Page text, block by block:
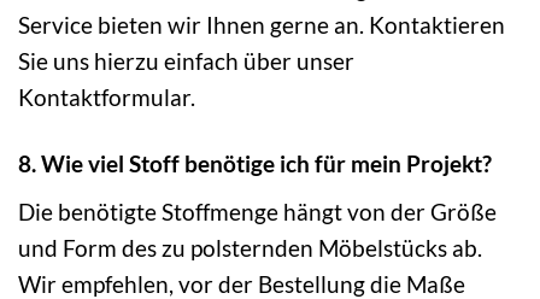
Service bieten wir Ihnen gerne an. Kontaktieren
Sie uns hierzu einfach über unser
Kontaktformular.
8. Wie viel Stoff benötige ich für mein Projekt?
Die benötigte Stoffmenge hängt von der Größe
und Form des zu polsternden Möbelstücks ab.
Wir empfehlen, vor der Bestellung die Maße